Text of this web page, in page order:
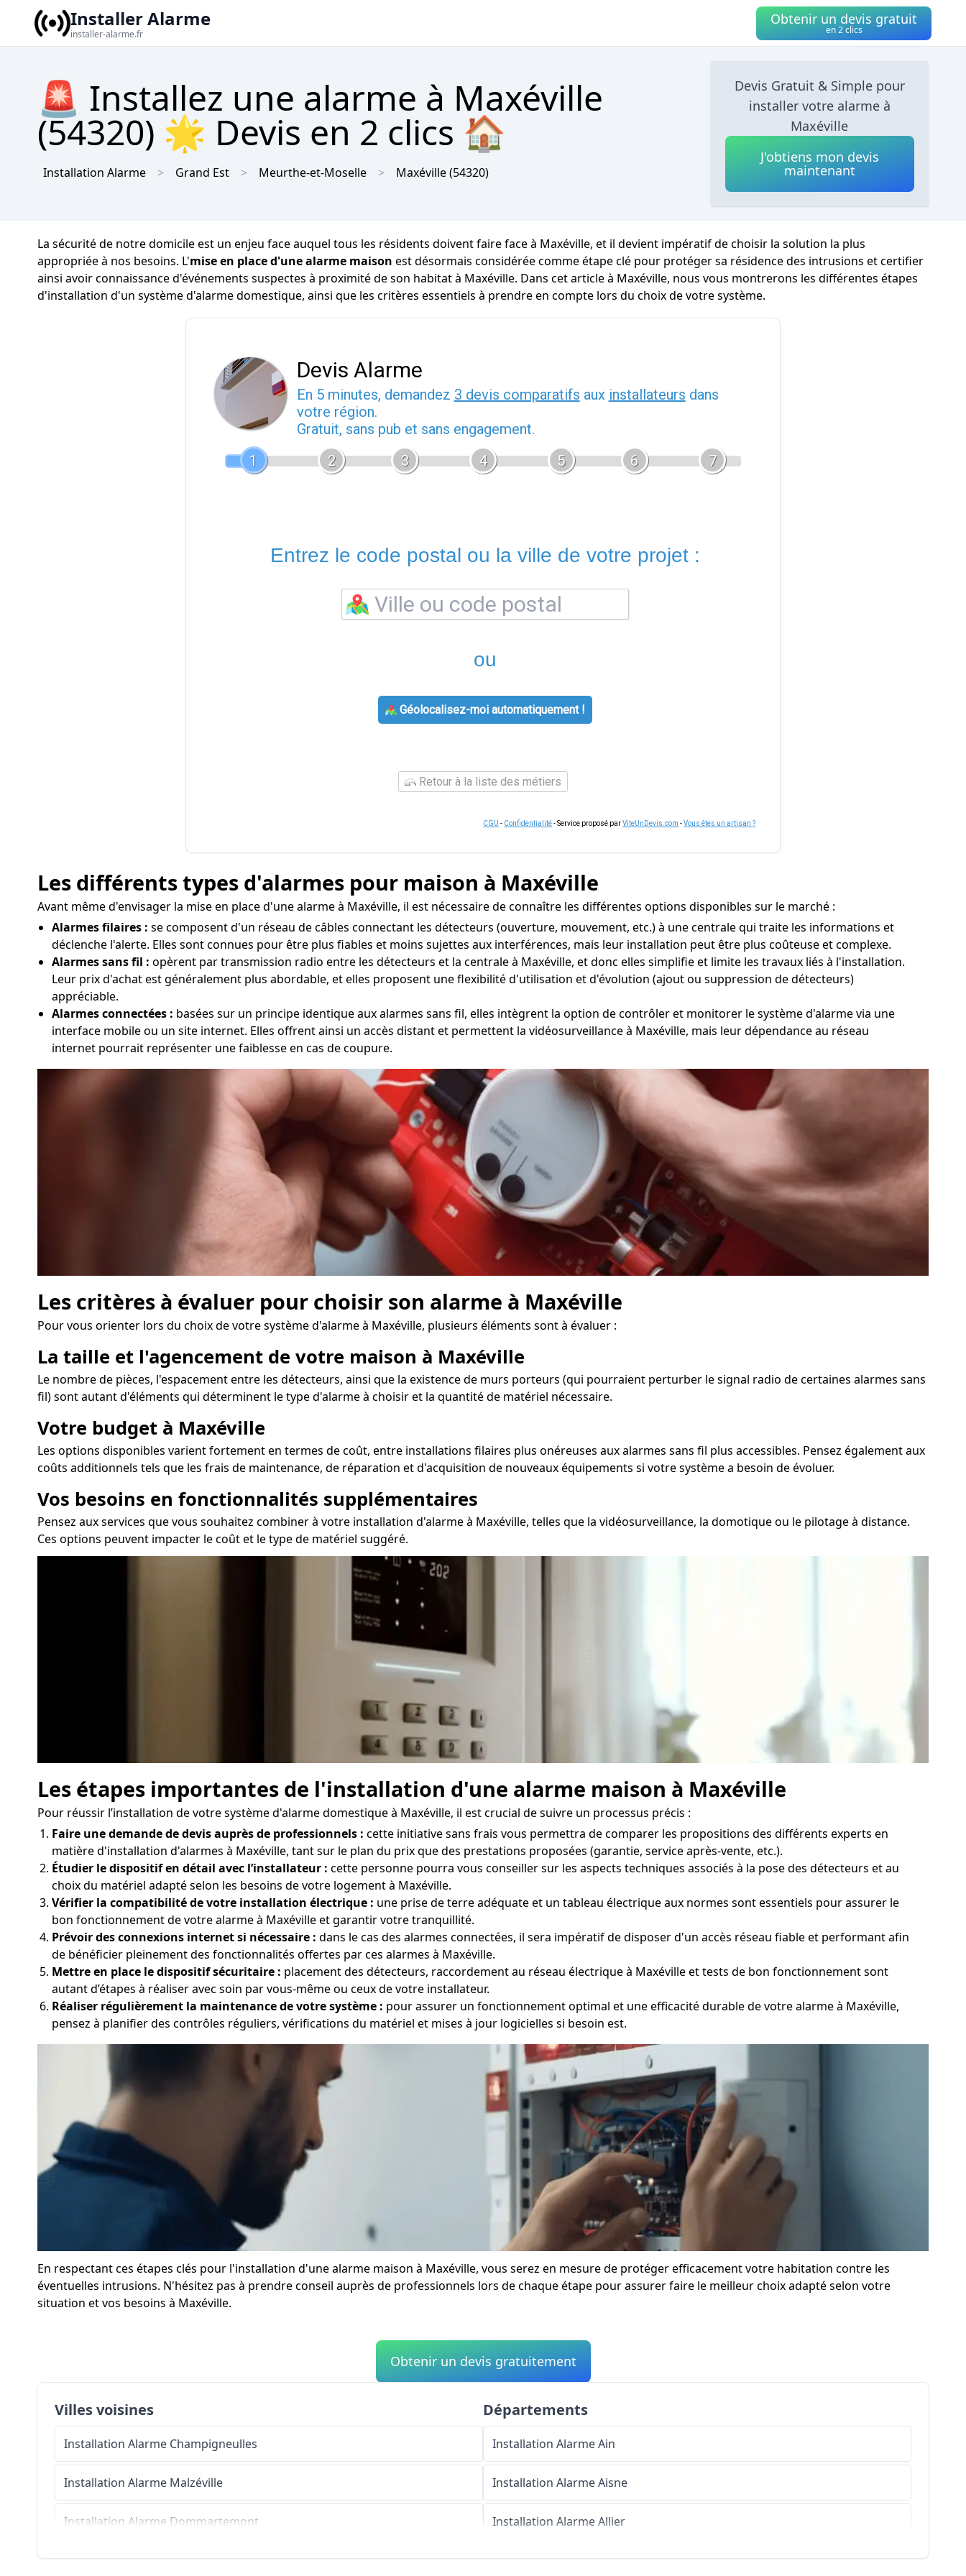
Installer Alarme
installer-alarme.fr
Obtenir un devis gratuit
en 2 clics
🚨 Installez une alarme à Maxéville
(54320) 🌟 Devis en 2 clics 🏠
Installation Alarme Grand Est Meurthe-et-Moselle Maxéville(54320)
Devis Gratuit & Simple pour
installer votre alarme à
Maxéville
J'obtiens mon devis
maintenant
La sécurité de notre domicile est un enjeu face auquel tous les résidents doivent faire face à Maxéville, et il devient impératif de choisir la solution la plus
appropriée à nos besoins. L'mise en place d'une alarme maison est désormais considérée comme étape clé pour protéger sa résidence des intrusions et certifier
ainsi avoir connaissance d'événements suspectes à proximité de son habitat à Maxéville. Dans cet article à Maxéville, nous vous montrerons les différentes étapes
d'installation d'un système d'alarme domestique, ainsi que les critères essentiels à prendre en compte lors du choix de votre système.
Devis Alarme
En 5 minutes, demandez 3 devis comparatifs aux installateurs dans
votre région.
Gratuit, sans pub et sans engagement.
1
2 3 4 5 6 7
Entrez le code postal ou la ville de votre projet :
ou
Géolocalisez-moi automatiquement !
Retour à la liste des métiers
CGU - Confidentialité- Service proposé parViteUnDevis.com -Vous êtes un artisan ?
Les différents types d'alarmes pour maison à Maxéville
Avant même d'envisager la mise en place d'une alarme à Maxéville, il est nécessaire de connaître les différentes options disponibles sur le marché :
Alarmes filaires : se composent d'un réseau de câbles connectant les détecteurs (ouverture, mouvement, etc.) à une centrale qui traite les informations et
déclenche l'alerte. Elles sont connues pour être plus fiables et moins sujettes aux interférences, mais leur installation peut être plus coûteuse et complexe.
Alarmes sans fil : opèrent par transmission radio entre les détecteurs et la centrale à Maxéville, et donc elles simplifie et limite les travaux liés à l'installation.
Leur prix d'achat est généralement plus abordable, et elles proposent une flexibilité d'utilisation et d'évolution (ajout ou suppression de détecteurs)
appréciable.
Alarmes connectées : basées sur un principe identique aux alarmes sans fil, elles intègrent la option de contrôler et monitorer le système d'alarme via une
interface mobile ou un site internet. Elles offrent ainsi un accès distant et permettent la vidéosurveillance à Maxéville, mais leur dépendance au réseau
internet pourrait représenter une faiblesse en cas de coupure.
Les critères à évaluer pour choisir son alarme à Maxéville
Pour vous orienter lors du choix de votre système d'alarme à Maxéville, plusieurs éléments sont à évaluer :
La taille et l'agencement de votre maison à Maxéville
Le nombre de pièces, l'espacement entre les détecteurs, ainsi que la existence de murs porteurs (qui pourraient perturber le signal radio de certaines alarmes sans
fil) sont autant d'éléments qui déterminent le type d'alarme à choisir et la quantité de matériel nécessaire.
Votre budget à Maxéville
Les options disponibles varient fortement en termes de coût, entre installations filaires plus onéreuses aux alarmes sans fil plus accessibles. Pensez également aux
coûts additionnels tels que les frais de maintenance, de réparation et d'acquisition de nouveaux équipements si votre système a besoin de évoluer.
Vos besoins en fonctionnalités supplémentaires
Pensez aux services que vous souhaitez combiner à votre installation d'alarme à Maxéville, telles que la vidéosurveillance, la domotique ou le pilotage à distance.
Ces options peuvent impacter le coût et le type de matériel suggéré.
Les étapes importantes de l'installation d'une alarme maison à Maxéville
Pour réussir l’installation de votre système d'alarme domestique à Maxéville, il est crucial de suivre un processus précis :
Faire une demande de devis auprès de professionnels : cette initiative sans frais vous permettra de comparer les propositions des différents experts en
matière d'installation d'alarmes à Maxéville, tant sur le plan du prix que des prestations proposées (garantie, service après-vente, etc.).
Étudier le dispositif en détail avec l’installateur : cette personne pourra vous conseiller sur les aspects techniques associés à la pose des détecteurs et au
choix du matériel adapté selon les besoins de votre logement à Maxéville.
Vérifier la compatibilité de votre installation électrique : une prise de terre adéquate et un tableau électrique aux normes sont essentiels pour assurer le
bon fonctionnement de votre alarme à Maxéville et garantir votre tranquillité.
Prévoir des connexions internet si nécessaire : dans le cas des alarmes connectées, il sera impératif de disposer d'un accès réseau fiable et performant afin
de bénéficier pleinement des fonctionnalités offertes par ces alarmes à Maxéville.
Mettre en place le dispositif sécuritaire : placement des détecteurs, raccordement au réseau électrique à Maxéville et tests de bon fonctionnement sont
autant d’étapes à réaliser avec soin par vous-même ou ceux de votre installateur.
Réaliser régulièrement la maintenance de votre système : pour assurer un fonctionnement optimal et une efficacité durable de votre alarme à Maxéville,
pensez à planifier des contrôles réguliers, vérifications du matériel et mises à jour logicielles si besoin est.
En respectant ces étapes clés pour l'installation d'une alarme maison à Maxéville, vous serez en mesure de protéger efficacement votre habitation contre les
éventuelles intrusions. N'hésitez pas à prendre conseil auprès de professionnels lors de chaque étape pour assurer faire le meilleur choix adapté selon votre
situation et vos besoins à Maxéville.
Obtenir un devis gratuitement
Villes voisines
Installation Alarme Champigneulles
Installation Alarme Malzéville
Installation Alarme Dommartemont
Installation AlarmeBouxières-aux-Dames
Départements
Installation AlarmeAin
Installation AlarmeAisne
Installation AlarmeAllier
Installation AlarmeAlpes-de-Haute-Provence